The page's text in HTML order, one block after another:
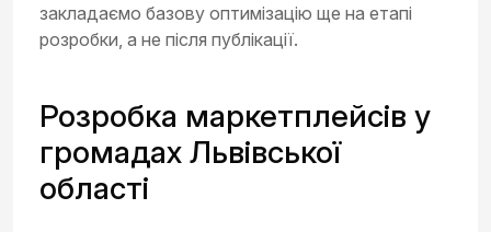
закладаємо базову оптимізацію ще на етапі
розробки, а не після публікації.
Розробка маркетплейсів у
громадах Львівської
області